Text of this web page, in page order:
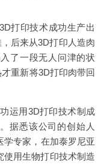
打印技术成功生产出
后来从3D打印人造肉
了一段无人问津的状
重新将3D打印肉带回
运用3D打印技术制成
据悉该公司的创始人
学专家，在加泰罗尼亚
使用生物打印技术制造